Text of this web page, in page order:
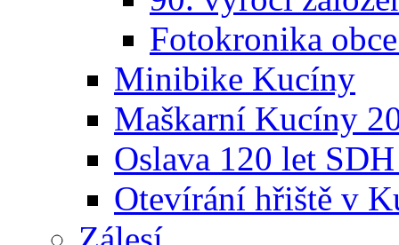
Fotokronika
Minibike Kucíny
Maškarní Kucíny
Oslava 120 let
Otevírání hřiště v